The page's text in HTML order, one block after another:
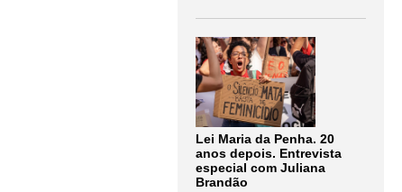
Lei Maria da Penha. 20
anos depois. Entrevista
especial com Juliana
Brandão